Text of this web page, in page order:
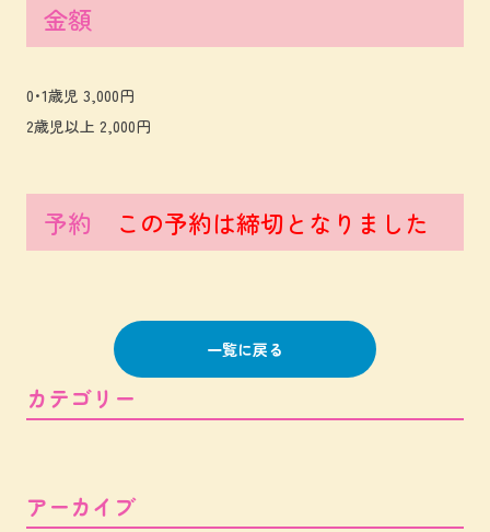
金額
0･1歳児 3,000円
2歳児以上 2,000円
予約 この予約は締切となりました
一覧に戻る
カテゴリー
アーカイブ